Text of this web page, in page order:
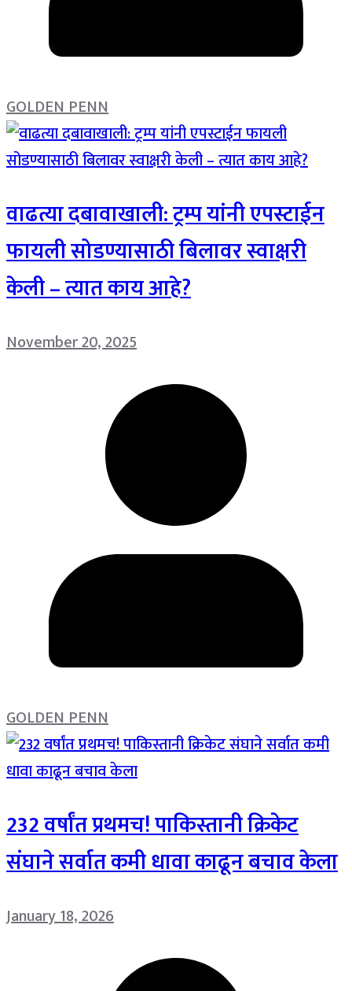
GOLDEN PENN
वाढत्या दबावाखाली: ट्रम्प यांनी एपस्टाईन
फायली सोडण्यासाठी बिलावर स्वाक्षरी
केली – त्यात काय आहे?
November 20, 2025
GOLDEN PENN
232 वर्षांत प्रथमच! पाकिस्तानी क्रिकेट
संघाने सर्वात कमी धावा काढून बचाव केला
January 18, 2026